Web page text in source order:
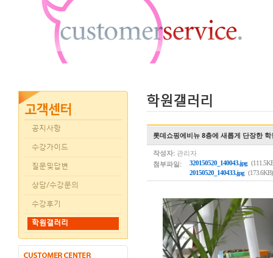
공지사항
수강가이드
질문및답변
상담/수강문의
수강후기
학원갤러리
학원갤러리
롯데쇼핑에비뉴 8층에 새롭게 단장한
작성자: 관리자
첨부파일:
320150520_140043.jpg
20150520_140433.jpg (173.6KB)